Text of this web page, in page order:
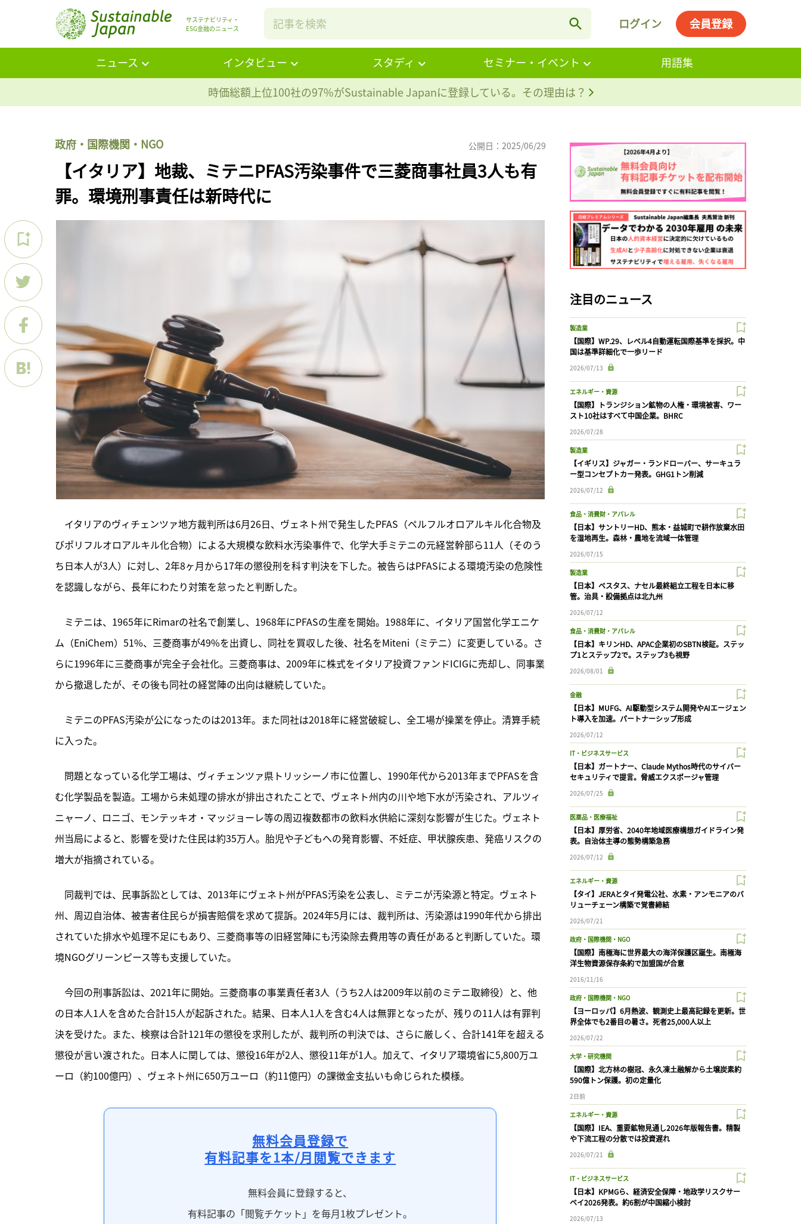
サステナビリティ・
ESG金融のニュース
ログイン 会員登録
ニュース インタビュー スタディ セミナー・イベント
用語集
時価総額上位100社の97%がSustainable Japanに登録している。その理由は？
政府・国際機関・NGO 公開日：2025/06/29
【イタリア】地裁、ミテニPFAS汚染事件で三菱商事社員3人も有
罪。環境刑事責任は新時代に
イタリアのヴィチェンツァ地方裁判所は6月26日、ヴェネト州で発生したPFAS（ペルフルオロアルキル化合物及
びポリフルオロアルキル化合物）による大規模な飲料水汚染事件で、化学大手ミテニの元経営幹部ら11人（そのう
ち日本人が3人）に対し、2年8ヶ月から17年の懲役刑を科す判決を下した。被告らはPFASによる環境汚染の危険性
を認識しながら、長年にわたり対策を怠ったと判断した。
ミテニは、1965年にRimarの社名で創業し、1968年にPFASの生産を開始。1988年に、イタリア国営化学エニケ
ム（EniChem）51%、三菱商事が49%を出資し、同社を買収した後、社名をMiteni（ミテニ）に変更している。さ
らに1996年に三菱商事が完全子会社化。三菱商事は、2009年に株式をイタリア投資ファンドICIGに売却し、同事業
から撤退したが、その後も同社の経営陣の出向は継続していた。
ミテニのPFAS汚染が公になったのは2013年。また同社は2018年に経営破綻し、全工場が操業を停止。清算手続
に入った。
問題となっている化学工場は、ヴィチェンツァ県トリッシーノ市に位置し、1990年代から2013年までPFASを含
む化学製品を製造。工場から未処理の排水が排出されたことで、ヴェネト州内の川や地下水が汚染され、アルツィ
ニャーノ、ロニゴ、モンテッキオ・マッジョーレ等の周辺複数都市の飲料水供給に深刻な影響が生じた。ヴェネト
州当局によると、影響を受けた住民は約35万人。胎児や子どもへの発育影響、不妊症、甲状腺疾患、発癌リスクの
増大が指摘されている。
同裁判では、民事訴訟としては、 2013年にヴェネト州がPFAS汚染を公表し、ミテニが汚染源と特定。ヴェネト
州、周辺自治体、被害者住民らが損害賠償を求めて提訴。2024年5月には、裁判所は、汚染源は1990年代から排出
されていた排水や処理不足にもあり、三菱商事等の旧経営陣にも汚染除去費用等の責任があると判断していた。環
境NGOグリーンピース等も支援していた。
今回の刑事訴訟は、2021年に開始。三菱商事の事業責任者3人（うち2人は2009年以前のミテニ取締役）と、他
の日本人1人を含めた合計15人が起訴された。結果、日本人1人を含む4人は無罪となったが、残りの11人は有罪判
決を受けた。また、検察は合計121年の懲役を求刑したが、裁判所の判決では、さらに厳しく、合計141年を超える
懲役が言い渡された。日本人に関しては、懲役16年が2人、懲役11年が1人。加えて、イタリア環境省に5,800万ユ
ーロ（約100億円）、ヴェネト州に650万ユーロ（約11億円）の課徴金支払いも命じられた模様。
無料会員登録で
有料記事を1本/月閲覧できます
無料会員に登録すると、
有料記事の「閲覧チケット」を毎月1枚プレゼント。
注目のニュース
製造業
【国際】WP.29、レベル4自動運転国際基準を採択。中
国は基準詳細化で一歩リード
2026/07/13
エネルギー・資源
【国際】トランジション鉱物の人権・環境被害、ワー
スト10社はすべて中国企業。BHRC
2026/07/28
製造業
【イギリス】ジャガー・ランドローバー、サーキュラ
ー型コンセプトカー発表。GHG1トン削減
2026/07/12
食品・消費財・アパレル
【日本】サントリーHD、熊本・益城町で耕作放棄水田
を湿地再生。森林・農地を流域一体管理
2026/07/15
製造業
【日本】ベスタス、ナセル最終組立工程を日本に移
管。治具・設備拠点は北九州
2026/07/12
食品・消費財・アパレル
【日本】キリンHD、APAC企業初のSBTN検証。ステッ
プ1とステップ2で。ステップ3も視野
2026/08/01
金融
【日本】MUFG、AI駆動型システム開発やAIエージェン
ト導入を加速。パートナーシップ形成
2026/07/12
IT・ビジネスサービス
【日本】ガートナー、Claude Mythos時代のサイバー
セキュリティで提言。脅威エクスポージャ管理
2026/07/25
医薬品・医療福祉
【日本】厚労省、2040年地域医療構想ガイドライン発
表。自治体主導の態勢構築急務
2026/07/12
エネルギー・資源
【タイ】JERAとタイ発電公社、水素・アンモニアのバ
リューチェーン構築で覚書締結
2026/07/21
政府・国際機関・NGO
【国際】南極海に世界最大の海洋保護区誕生。南極海
洋生物資源保存条約で加盟国が合意
2016/11/16
政府・国際機関・NGO
【ヨーロッパ】6月熱波、観測史上最高記録を更新。世
界全体でも2番目の暑さ。死者25,000人以上
2026/07/22
大学・研究機関
【国際】北方林の樹冠、永久凍土融解から土壌炭素約
590億トン保護。初の定量化
2日前
エネルギー・資源
【国際】IEA、重要鉱物見通し2026年版報告書。精製
や下流工程の分散では投資遅れ
2026/07/21
IT・ビジネスサービス
【日本】KPMGら、経済安全保障・地政学リスクサー
ベイ2026発表。約6割が中国縮小検討
2026/07/13